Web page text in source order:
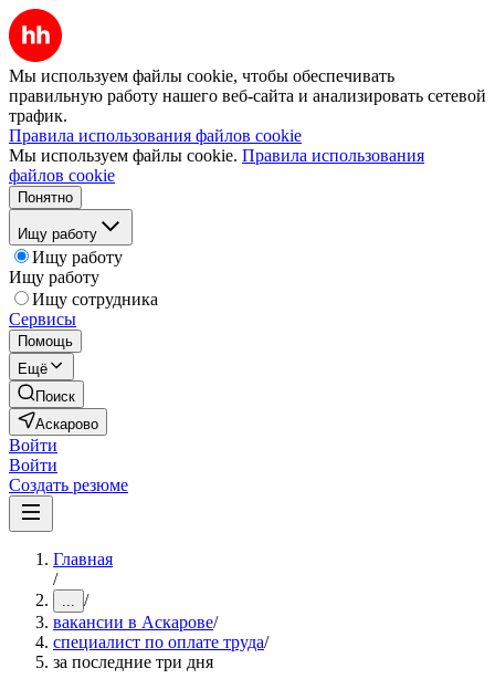
Мы используем файлы cookie, чтобы обеспечивать
правильную работу нашего веб-сайта и анализировать сетевой
трафик.
Правила использования файлов cookie
Мы используем файлы cookie. Правила использования
файлов cookie
Понятно
Ищу работу
Ищу работу
Ищу работу
Ищу сотрудника
Сервисы
Помощь
Ещё
Поиск
Аскарово
Войти
Войти
Создать резюме
Главная
/
... /
вакансии в Аскарове/
специалист по оплате труда/
за последние три дня